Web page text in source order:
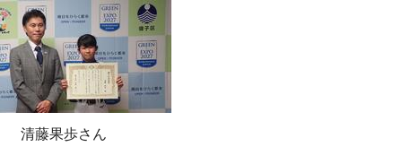
清藤果歩さん